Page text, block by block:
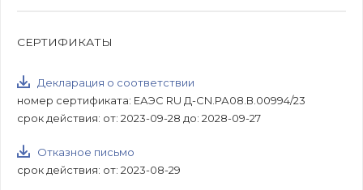
СЕРТИФИКАТЫ
Декларация о соответствии
номер сертификата: ЕАЭС RU Д-CN.РА08.В.00994/23
срок действия: от: 2023-09-28 до: 2028-09-27
Отказное письмо
срок действия: от: 2023-08-29